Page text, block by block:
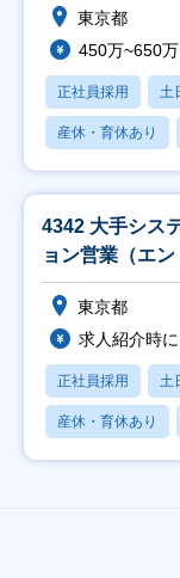
東京都
450万~650万
正社員採用 土
産休・育休あり
4342 大手シス
ョン営業（エ
東京都
求人紹介時
正社員採用 土
産休・育休あり